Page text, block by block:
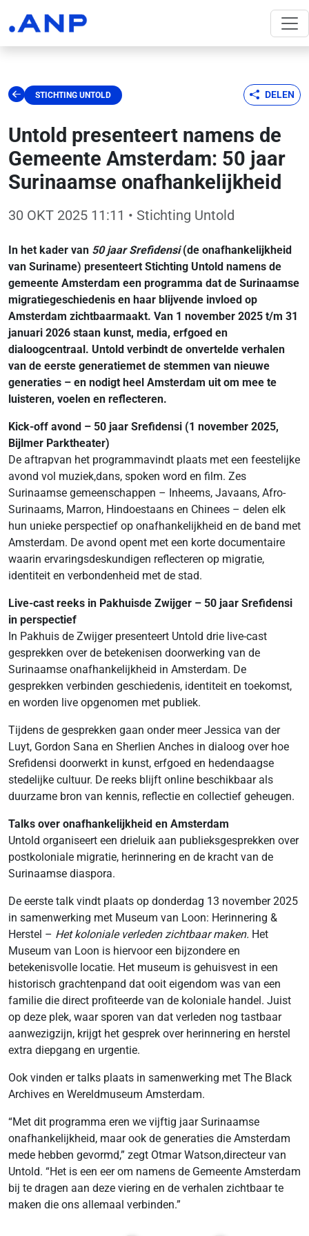
STICHTING UNTOLD DELEN
Untold presenteert namens de
Gemeente Amsterdam: 50 jaar
Surinaamse onafhankelijkheid
30 OKT 2025 11:11 • Stichting Untold
In het kader van 50 jaar Srefidensi(de onafhankelijkheid
van Suriname) presenteert Stichting Untold namens de
gemeente Amsterdam een programma dat de Surinaamse
migratiegeschiedenis en haar blijvende invloed op
Amsterdam zichtbaarmaakt. Van 1 november 2025 t/m 31
januari 2026 staan kunst, media, erfgoed en
dialoogcentraal. Untold verbindt de onvertelde verhalen
van de eerste generatiemet de stemmen van nieuwe
generaties – en nodigt heel Amsterdam uit om mee te
luisteren, voelen en reflecteren.
Kick-off avond – 50 jaar Srefidensi (1 november 2025,
Bijlmer Parktheater)
De aftrapvan het programmavindt plaats met een feestelijke
avond vol muziek,dans, spoken word en film. Zes
Surinaamse gemeenschappen – Inheems, Javaans, Afro-
Surinaams, Marron, Hindoestaans en Chinees – delen elk
hun unieke perspectief op onafhankelijkheid en de band met
Amsterdam. De avond opent met een korte documentaire
waarin ervaringsdeskundigen reflecteren op migratie,
identiteit en verbondenheid met de stad.
Live-cast reeks in Pakhuisde Zwijger – 50 jaar Srefidensi
in perspectief
In Pakhuis de Zwijger presenteert Untold drie live-cast
gesprekken over de betekenisen doorwerking van de
Surinaamse onafhankelijkheid in Amsterdam. De
gesprekken verbinden geschiedenis, identiteit en toekomst,
en worden live opgenomen met publiek.
Tijdens de gesprekken gaan onder meer Jessica van der
Luyt, Gordon Sana en Sherlien Anches in dialoog over hoe
Srefidensi doorwerkt in kunst, erfgoed en hedendaagse
stedelijke cultuur. De reeks blijft online beschikbaar als
duurzame bron van kennis, reflectie en collectief geheugen.
Talks over onafhankelijkheid en Amsterdam
Untold organiseert een drieluik aan publieksgesprekken over
postkoloniale migratie, herinnering en de kracht van de
Surinaamse diaspora.
De eerste talk vindt plaats op donderdag 13 november 2025
in samenwerking met Museum van Loon: Herinnering &
Herstel – Het koloniale verleden zichtbaar maken. Het
Museum van Loon is hiervoor een bijzondere en
betekenisvolle locatie. Het museum is gehuisvest in een
historisch grachtenpand dat ooit eigendom was van een
familie die direct profiteerde van de koloniale handel. Juist
op deze plek, waar sporen van dat verleden nog tastbaar
aanwezigzijn, krijgt het gesprek over herinnering en herstel
extra diepgang en urgentie.
Ook vinden er talks plaats in samenwerking met The Black
Archives en Wereldmuseum Amsterdam.
“Met dit programma eren we vijftig jaar Surinaamse
onafhankelijkheid, maar ook de generaties die Amsterdam
mede hebben gevormd,” zegt Otmar Watson,directeur van
Untold. “Het is een eer om namens de Gemeente Amsterdam
bij te dragen aan deze viering en de verhalen zichtbaar te
maken die ons allemaal verbinden.”